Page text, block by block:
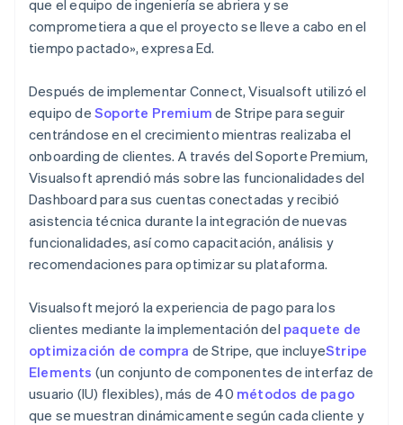
que el equipo de ingeniería se abriera y se
comprometiera a que el proyecto se lleve a cabo en el
tiempo pactado», expresa Ed.
Después de implementar Connect, Visualsoft utilizó el
equipo de Soporte Premium de Stripe para seguir
centrándose en el crecimiento mientras realizaba el
onboarding de clientes. A través del Soporte Premium,
Visualsoft aprendió más sobre las funcionalidades del
Dashboard para sus cuentas conectadas y recibió
asistencia técnica durante la integración de nuevas
funcionalidades, así como capacitación, análisis y
recomendaciones para optimizar su plataforma.
Visualsoft mejoró la experiencia de pago para los
clientes mediante la implementación del paquete de
optimización de compra de Stripe, que incluyeStripe
Elements (un conjunto de componentes de interfaz de
usuario (IU) flexibles), más de 40 métodos de pago
que se muestran dinámicamente según cada cliente y